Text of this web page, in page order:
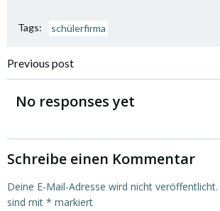
Tags: schülerfirma
Previous post
No responses yet
Schreibe einen Kommentar
Deine E-Mail-Adresse wird nicht veröffentlicht.
sind mit * markiert